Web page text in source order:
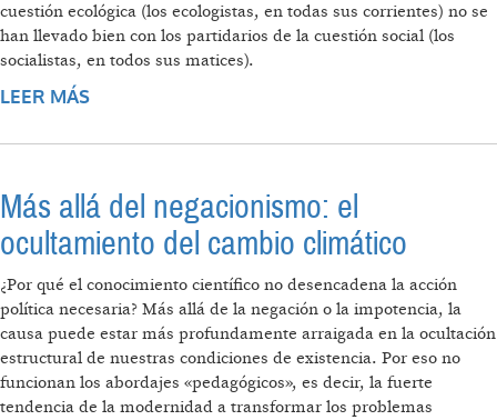
cuestión ecológica (los ecologistas, en todas sus corrientes) no se
han llevado bien con los partidarios de la cuestión social (los
socialistas, en todos sus matices).
LEER MÁS
Más allá del negacionismo: el
ocultamiento del cambio climático
¿Por qué el conocimiento científico no desencadena la acción
política necesaria? Más allá de la negación o la impotencia, la
causa puede estar más profundamente arraigada en la ocultación
estructural de nuestras condiciones de existencia. Por eso no
funcionan los abordajes «pedagógicos», es decir, la fuerte
tendencia de la modernidad a transformar los problemas